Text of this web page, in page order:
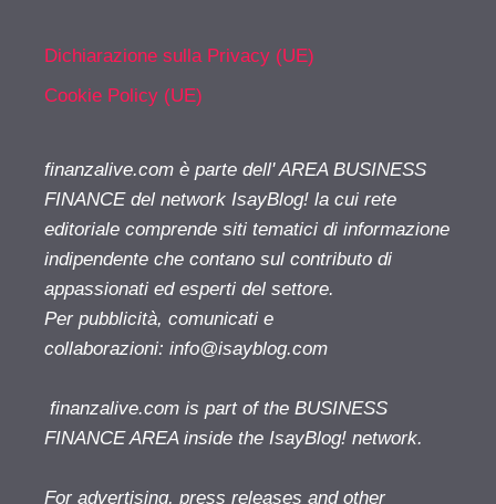
Dichiarazione sulla Privacy (UE)
Cookie Policy (UE)
finanzalive.com è parte dell' AREA BUSINESS
FINANCE del network IsayBlog! la cui rete
editoriale comprende siti tematici di informazione
indipendente che contano sul contributo di
appassionati ed esperti del settore.
Per pubblicità, comunicati e
collaborazioni: info@isayblog.com
finanzalive.com is part of the BUSINESS
FINANCE AREA inside the IsayBlog! network.
For advertising, press releases and other